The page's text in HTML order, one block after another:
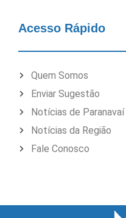
Acesso Rápido
Quem Somos
Enviar Sugestão
Notícias de Paranavaí
Notícias da Região
Fale Conosco